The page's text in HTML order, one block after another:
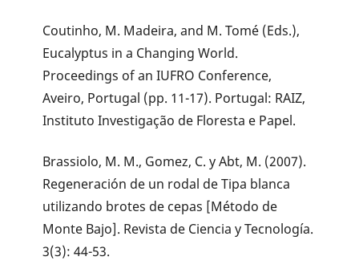
Coutinho, M. Madeira, and M. Tomé (Eds.),
Eucalyptus in a Changing World.
Proceedings of an IUFRO Conference,
Aveiro, Portugal (pp. 11-17). Portugal: RAIZ,
Instituto Investigação de Floresta e Papel.
Brassiolo, M. M., Gomez, C. y Abt, M. (2007).
Regeneración de un rodal de Tipa blanca
utilizando brotes de cepas [Método de
Monte Bajo]. Revista de Ciencia y Tecnología.
3(3): 44-53.